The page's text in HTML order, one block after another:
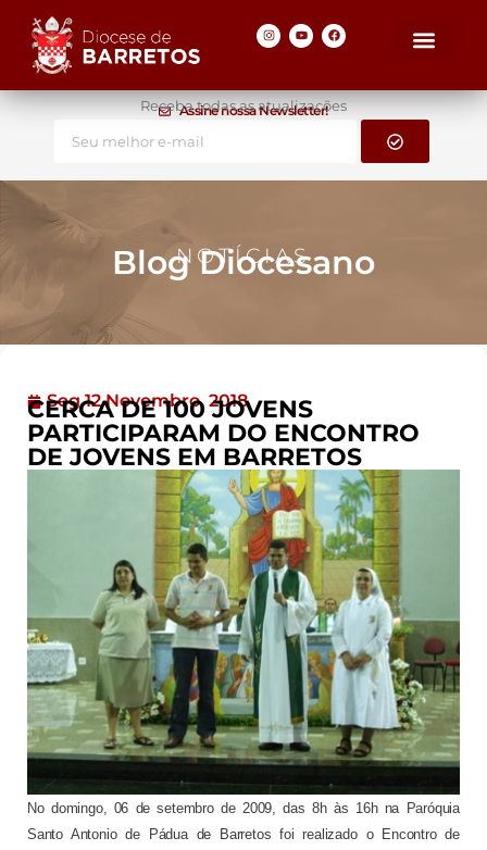
Assine nossa Newsletter!
Receba todas as atualizações
NOTÍCIAS
Blog Diocesano
Seg 12 Novembro, 2018
CERCA DE 100 JOVENS
PARTICIPARAM DO ENCONTRO
DE JOVENS EM BARRETOS
No domingo, 06 de setembro de 2009, das 8h às 16h na Paróquia
Santo Antonio de Pádua de Barretos foi realizado o Encontro de